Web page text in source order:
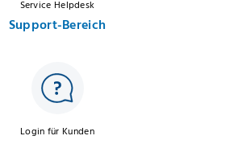
Service Helpdesk
Support-Bereich
Login für Kunden